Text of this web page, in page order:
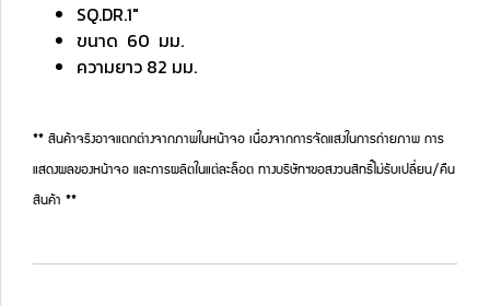
SQ.DR.1"
ขนาด 60 มม.
ความยาว 82 มม.
** สินค้าจริงอาจแตกต่างจากภาพในหน้าจอ เนื่องจากการจัดแสงในการถ่ายภาพ การ
แสดงผลของหน้าจอ และการผลิตในแต่ละล็อต ทางบริษัทฯขอสงวนสิทธิ์ไม่รับเปลี่ยน/คืน
สินค้า **